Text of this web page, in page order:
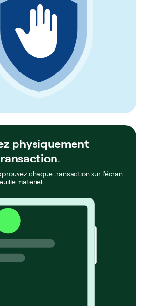
physiquement
chaque transaction sur l'écran
matériel.